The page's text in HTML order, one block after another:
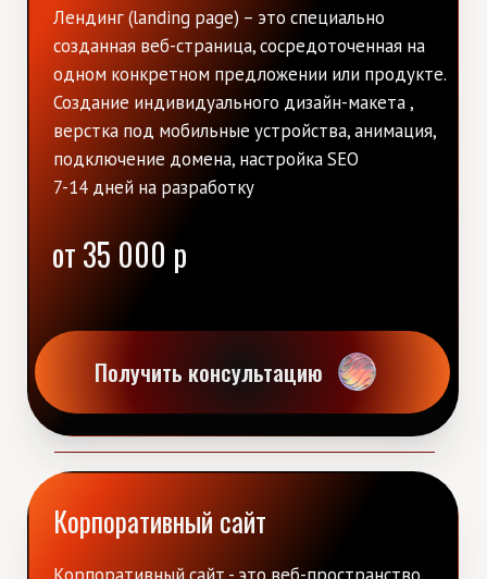
Рассчитать стоимость сайта
от 80 000 р
Получить консультацию
пожалуйста, нажмите кнопку
Рассчитать стоимость сайтаили
WhatsApp
ПРИМЕРЫСАЙТОВ НА TILDA